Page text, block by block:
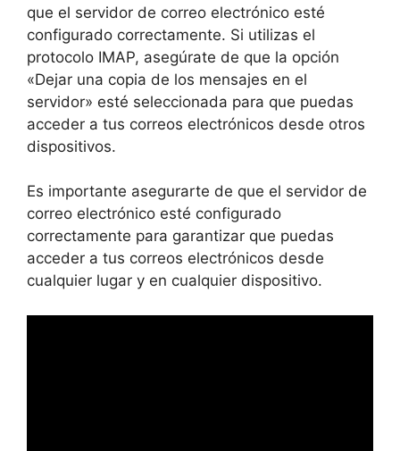
que el servidor de correo electrónico esté
configurado correctamente. Si utilizas el
protocolo IMAP, asegúrate de que la opción
«Dejar una copia de los mensajes en el
servidor» esté seleccionada para que puedas
acceder a tus correos electrónicos desde otros
dispositivos.
Es importante asegurarte de que el servidor de
correo electrónico esté configurado
correctamente para garantizar que puedas
acceder a tus correos electrónicos desde
cualquier lugar y en cualquier dispositivo.